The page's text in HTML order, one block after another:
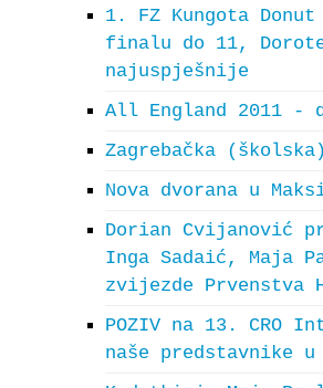
1. FZ Kungota
finalu do 11,
najuspješnije
All England 2011 -
Zagrebačka
Nova dvorana u
Dorian Cvijanović
Inga Sadaić, Maja
zvijezde Prvenstva
POZIV na 13. CRO
naše predstavnike